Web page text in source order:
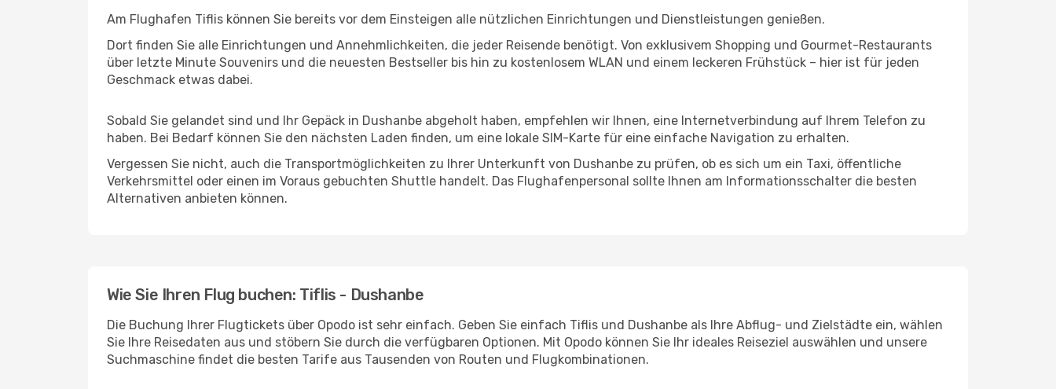
Am Flughafen Tiflis können Sie bereits vor dem Einsteigen alle nützlichen Einrichtungen und Dienstleistungen genießen.
Dort finden Sie alle Einrichtungen und Annehmlichkeiten, die jeder Reisende benötigt. Von exklusivem Shopping und Gourmet-Restaurants
über letzte Minute Souvenirs und die neuesten Bestseller bis hin zu kostenlosem WLAN und einem leckeren Frühstück – hier ist für jeden
Geschmack etwas dabei.
Sobald Sie gelandet sind und Ihr Gepäck in Dushanbe abgeholt haben, empfehlen wir Ihnen, eine Internetverbindung auf Ihrem Telefon zu
haben. Bei Bedarf können Sie den nächsten Laden finden, um eine lokale SIM-Karte für eine einfache Navigation zu erhalten.
Vergessen Sie nicht, auch die Transportmöglichkeiten zu Ihrer Unterkunft von Dushanbe zu prüfen, ob es sich um ein Taxi, öffentliche
Verkehrsmittel oder einen im Voraus gebuchten Shuttle handelt. Das Flughafenpersonal sollte Ihnen am Informationsschalter die besten
Alternativen anbieten können.
Wie Sie Ihren Flug buchen: Tiflis - Dushanbe
Die Buchung Ihrer Flugtickets über Opodo ist sehr einfach. Geben Sie einfach Tiflis und Dushanbe als Ihre Abflug- und Zielstädte ein, wählen
Sie Ihre Reisedaten aus und stöbern Sie durch die verfügbaren Optionen. Mit Opodo können Sie Ihr ideales Reiseziel auswählen und unsere
Suchmaschine findet die besten Tarife aus Tausenden von Routen und Flugkombinationen.